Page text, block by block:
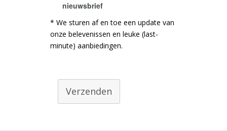
nieuwsbrief
* We sturen af en toe een update van
onze belevenissen en leuke (last-
minute) aanbiedingen.
Verzenden